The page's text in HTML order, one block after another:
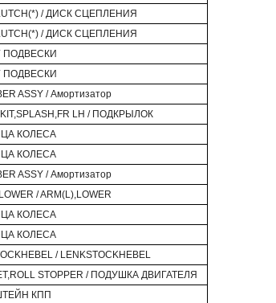
/ ДИСК СЦЕПЛЕНИЯ
/ ДИСК СЦЕПЛЕНИЯ
ПОДВЕСКИ
ПОДВЕСКИ
ASSY / Амортизатор
LH / ПОДКРЫЛОК
КОЛЕСА
КОЛЕСА
ASSY / Амортизатор
/ ARM(L),LOWER
КОЛЕСА
КОЛЕСА
/ LENKSTOCKHEBEL
STOPPER / ПОДУШКА ДВИГАТЕЛЯ
КПП